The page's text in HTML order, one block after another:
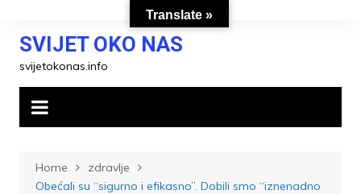
contentSVIJET OKO NAS
svijetokonas.info
Home
zdravlje
Obećali su “sigurno i efikasno”. Dobili smo “iznenadno
Translate »